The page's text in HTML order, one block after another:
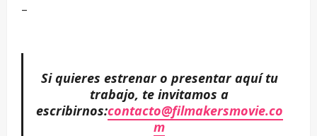
–
Si quieres estrenar o presentar aquí tu
trabajo, te invitamos a
escribirnos:contacto@filmakersmovie.co
m